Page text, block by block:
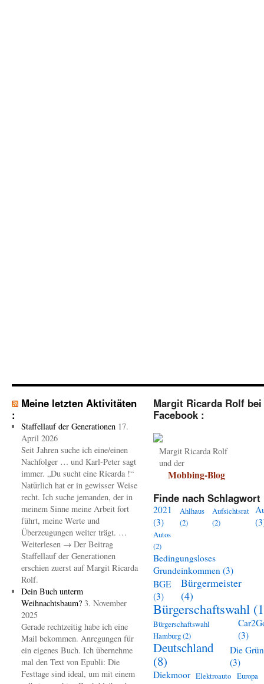
Meine letzten Aktivitäten
:
Staffellauf der Generationen 17.
April 2026
Seit Jahren suche ich eine/einen
Nachfolger … und Karl-Peter sagt
immer. „Du sucht eine Ricarda !“
Natürlich hat er in gewisser Weise
recht. Ich suche jemanden, der in
meinem Sinne meine Arbeit fort
führt, meine Werte und
Überzeugungen weiter trägt. …
Weiterlesen → Der Beitrag
Staffellauf der Generationen
erschien zuerst auf Margit Ricarda
Rolf.
Dein Buch unterm
Weihnachtsbaum? 3. November
2025
Gerade rechtzeitig habe ich eine
Mail bekommen. Anregungen für
ein eigenes Buch. Ich übernehme
mal den Text von Epubli: Die
Festtage sind ideal, um mit einem
Margit Ricarda Rolf bei
Facebook :
Margit Ricarda Rolf
und der
Mobbing-Blog
Finde nach Schlagwort
2021
(3)
Ahlhaus
(2)
Aufsichtsrat
(2)
Autos
(2)
Bedingungsloses
Grundeinkommen (3)
BGE
(3)
Bürgermeister
(4)
Bürgerschaftswahl
Bürgerschaftswahl
Hamburg(2)
(3)
Deutschland
(8)
Die
(3)
Diekmoor Elektroauto Europa